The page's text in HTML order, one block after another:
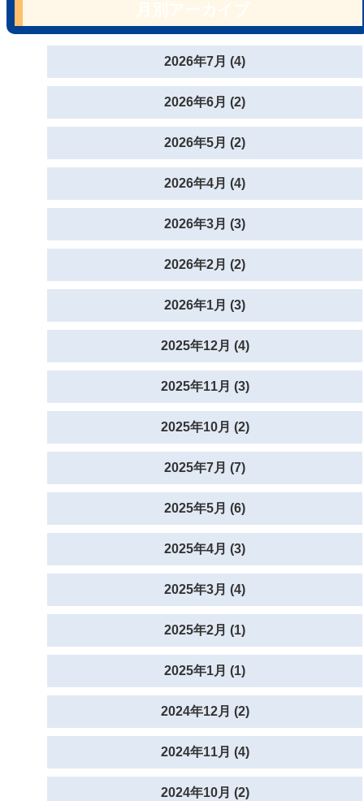
2026年7月 (4)
2026年6月 (2)
2026年5月 (2)
2026年4月 (4)
2026年3月 (3)
2026年2月 (2)
2026年1月 (3)
2025年12月 (4)
2025年11月 (3)
2025年10月 (2)
2025年7月 (7)
2025年5月 (6)
2025年4月 (3)
2025年3月 (4)
2025年2月 (1)
2025年1月 (1)
2024年12月 (2)
2024年11月 (4)
2024年10月 (2)